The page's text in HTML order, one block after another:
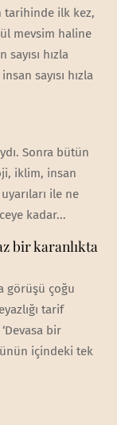
tarihinde ilk kez,
mevsim haline
hızla
sayısı hızla
Sonra bütün
iklim, insan
ile ne
kadar...
bir karanlıkta
görüşü çoğu
tarif
bir
içindeki tek